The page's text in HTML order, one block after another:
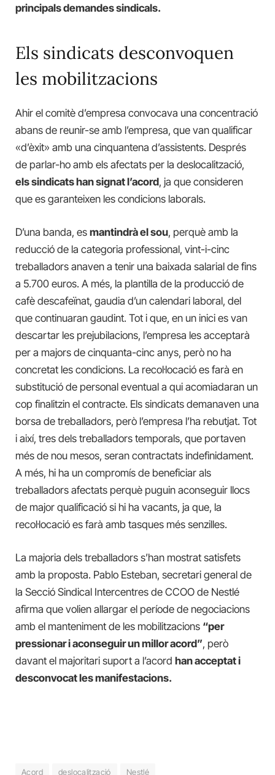
principals demandes sindicals.
Els sindicats desconvoquen
les mobilitzacions
Ahir el comitè d’empresa convocava una concentració
abans de reunir-se amb l’empresa, que van qualificar
«d’èxit» amb una cinquantena d’assistents. Després
de parlar-ho amb els afectats per la deslocalització,
els sindicats han signat l’acord, ja que consideren
que es garanteixen les condicions laborals.
D’una banda, es mantindrà el sou, perquè amb la
reducció de la categoria professional, vint-i-cinc
treballadors anaven a tenir una baixada salarial de fins
a 5.700 euros. A més, la plantilla de la producció de
cafè descafeïnat, gaudia d’un calendari laboral, del
que continuaran gaudint. Tot i que, en un inici es van
descartar les prejubilacions, l’empresa les acceptarà
per a majors de cinquanta-cinc anys, però no ha
concretat les condicions. La recol·locació es farà en
substitució de personal eventual a qui acomiadaran un
cop finalitzin el contracte. Els sindicats demanaven una
borsa de treballadors, però l’empresa l’ha rebutjat. Tot
i així, tres dels treballadors temporals, que portaven
més de nou mesos, seran contractats indefinidament.
A més, hi ha un compromís de beneficiar als
treballadors afectats perquè puguin aconseguir llocs
de major qualificació si hi ha vacants, ja que, la
recol·locació es farà amb tasques més senzilles.
La majoria dels treballadors s’han mostrat satisfets
amb la proposta. Pablo Esteban, secretari general de
la Secció Sindical Intercentres de CCOO de Nestlé
afirma que volien allargar el període de negociacions
amb el manteniment de les mobilitzacions “per
pressionar i aconseguir un millor acord”, però
davant el majoritari suport a l’acord han acceptat i
desconvocat les manifestacions.
Acord deslocalització Nestlé